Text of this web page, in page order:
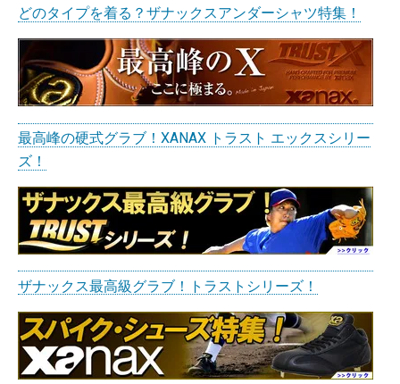
どのタイプを着る？ザナックスアンダーシャツ特集！
最高峰の硬式グラブ！XANAX トラスト エックスシリー
ズ！
ザナックス最高級グラブ！トラストシリーズ！